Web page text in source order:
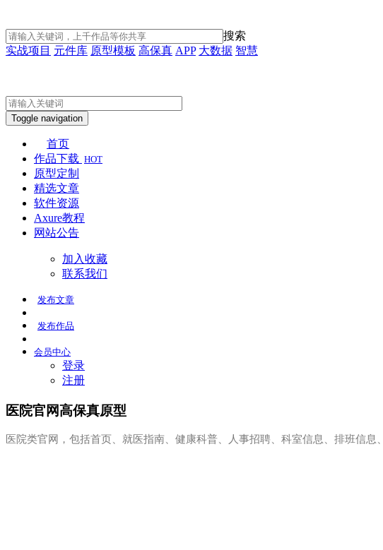
搜索
实战项目 元件库 原型模板 高保真 APP 大数据 智慧
Toggle navigation
首页
作品下载 HOT
原型定制
精选文章
软件资源
Axure教程
网站公告
加入收藏
联系我们
发布文章
发布作品
会员中心
登录
注册
医院官网高保真原型
医院类官网，包括首页、就医指南、健康科普、人事招聘、科室信息、排班信息